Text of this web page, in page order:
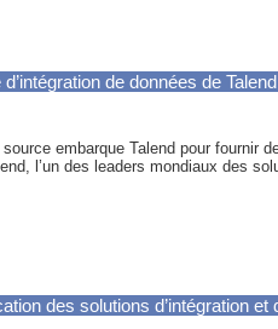
de données de
embarque Talend pour fournir
l’un des leaders mondiaux des
des solutions d’intégration et